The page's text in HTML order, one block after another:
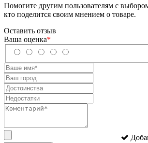
Помогите другим пользователям с
кто поделится своим мнением о товаре.
Оставить отзыв
Ваша оценка*